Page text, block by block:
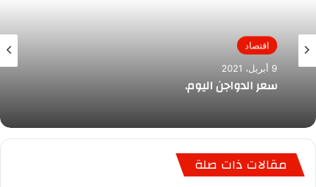
اقتصاد
9 أبريل، 2021
سعر الدواجن اليوم.
مقالات ذات صلة